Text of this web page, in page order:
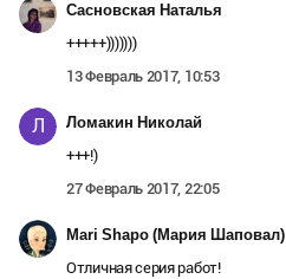
Сасновская Наталья
+++++)))))))
13 Февраль 2017, 10:53
Л Ломакин Николай
+++!)
27 Февраль 2017, 22:05
Mari Shapo (Мария Шаповал)
Отличная серия работ!